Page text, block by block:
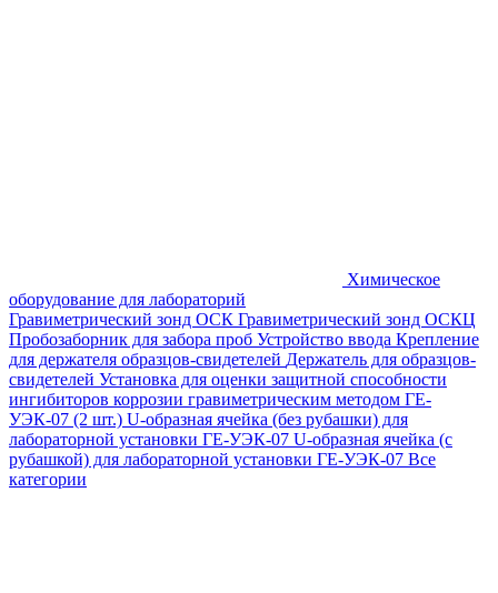
Химическое
оборудование для лабораторий
Гравиметрический зонд ОСК Гравиметрический зонд ОСКЦ
Пробозаборник для забора проб Устройство ввода Крепление
для держателя образцов-свидетелей Держатель для образцов-
свидетелей Установка для оценки защитной способности
ингибиторов коррозии гравиметрическим методом ГЕ-
УЭК-07 (2 шт.) U-образная ячейка (без рубашки) для
лабораторной установки ГЕ-УЭК-07 U-образная ячейка (с
рубашкой) для лабораторной установки ГЕ-УЭК-07 Все
категории